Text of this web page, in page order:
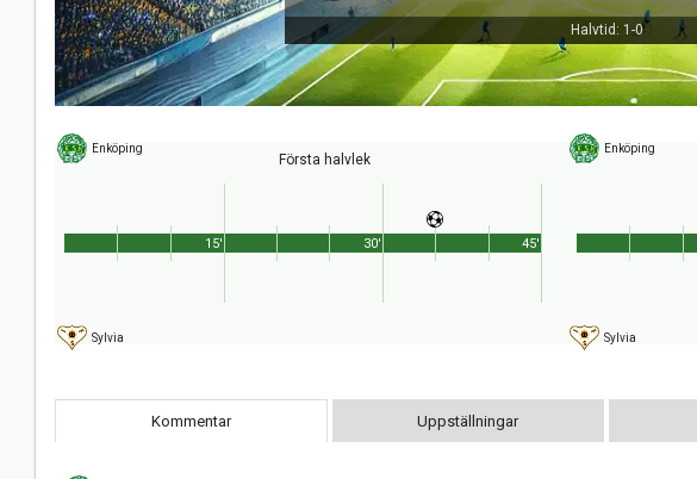
Halvtid: 1-0
Enköping
Första halvlek
Sylvia
45'
15' 30'
Enköping
Sylvia
Kommentar Uppställningar